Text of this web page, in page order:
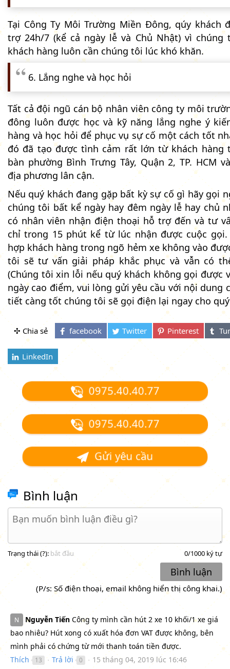
Tại Công Ty Môi Trường Miền Đông, qúy khách
trợ 24h/7 (kể cả ngày lễ và Chủ Nhật) vì chúng
khách hàng luôn cần chúng tôi lúc khó khăn.
6. Lắng nghe và học hỏi
Tất cả đội ngũ cán bộ nhân viên công ty môi
đông luôn được học và kỹ năng lắng nghe ý
hàng và học hỏi để phục vụ sự cố một cách tốt
đó đã tạo được tình cảm rất lớn từ khách hàng
bàn phường Bình Trưng Tây, Quận 2, TP. HCM
địa phương lân cận.
Nếu quý khách đang gặp bất kỳ sự cố gì hãy gọi
chúng tôi bất kể ngày hay đêm ngày lễ hay chủ
có nhân viên nhận điện thoại hỗ trợ đến và tư
chỉ trong 15 phút kể từ lúc nhận được cuộc gọi.
hợp khách hàng trong ngõ hẻm xe không vào
tôi sẽ tư vấn giải pháp khắc phục và vẫn có
(Chúng tôi xin lỗi nếu quý khách không gọi được
ngày cao điểm, vui lòng gửi yêu cầu với nội dung
tiết càng tốt chúng tôi sẽ gọi điện lại ngay cho
✣ Chia sẻ
0975.40.40.77
0975.40.40.77
Gửi yêu cầu
Bình luận
Trạng thái (?): bắt đầu 0/1000 ký tự
Bình luận
(P/s: Số điện thoại, email không hiển thị công khai.)
N Nguyễn Tiến Công ty mình cần hút 2 xe 10 khối/1 xe giá
bao nhiêu? Hút xong có xuất hóa đơn VAT được không, bên
mình phải có chứng từ mới thanh toán tiền được.
Thích
13 ● Trả lời 0 ● 15 tháng 04, 2019 lúc 16:46